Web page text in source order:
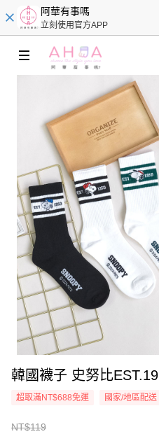
阿華有事嗎
立刻使用官方APP
韓國襪子 史努比
超取滿NT$688免運 國家/地區配送
NT$119